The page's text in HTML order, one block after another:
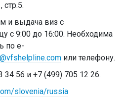
и выдача виз с
с 9:00 до 16:00. Необходима
по e-
или телефону.
34 56 и +7 (499) 705 12 26.
slovenia/russia